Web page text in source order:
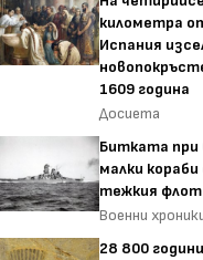
километра
Испания
1609 година
Досиета
Битката при
малки
тежкия флот
Военни
28 800